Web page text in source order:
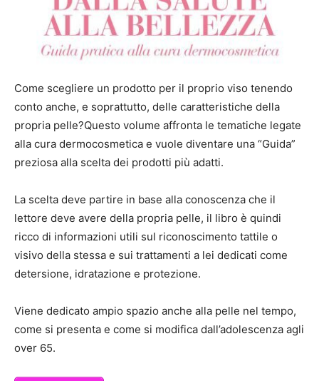
Come scegliere un prodotto per il proprio viso tenendo
conto anche, e soprattutto, delle caratteristiche della
propria pelle?Questo volume affronta le tematiche legate
alla cura dermocosmetica e vuole diventare una “Guida”
preziosa alla scelta dei prodotti più adatti.
La scelta deve partire in base alla conoscenza che il
lettore deve avere della propria pelle, il libro è quindi
ricco di informazioni utili sul riconoscimento tattile o
visivo della stessa e sui trattamenti a lei dedicati come
detersione, idratazione e protezione.
Viene dedicato ampio spazio anche alla pelle nel tempo,
come si presenta e come si modifica dall’adolescenza agli
over 65.